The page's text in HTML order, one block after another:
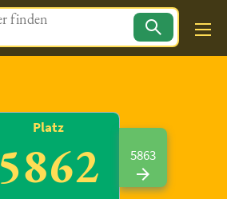
Magazin
Platz
5862 5863